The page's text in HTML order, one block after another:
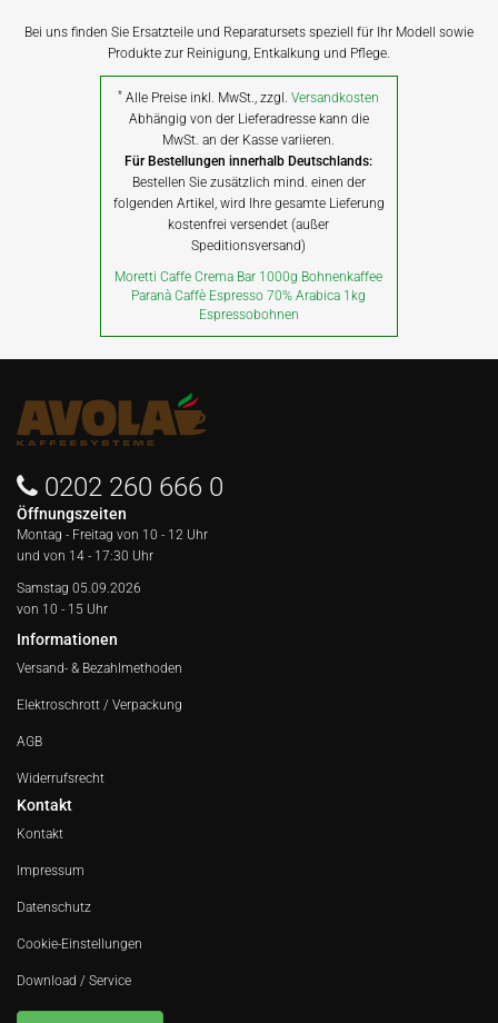
Bei uns finden Sie Ersatzteile und Reparatursets speziell für Ihr Modell sowie
Produkte zur Reinigung, Entkalkung und Pflege.
* Alle Preise inkl. MwSt., zzgl.Versandkosten
Abhängig von der Lieferadresse kann die
MwSt. an der Kasse variieren.
Für Bestellungen innerhalb Deutschlands:
Bestellen Sie zusätzlich mind. einen der
folgenden Artikel, wird Ihre gesamte Lieferung
kostenfrei versendet (außer
Speditionsversand)
Moretti Caffe Crema Bar 1000g Bohnenkaffee
Paranà Caffè Espresso 70% Arabica 1kg
Espressobohnen
0202 260 666 0
Öffnungszeiten
Montag - Freitag von 10 - 12 Uhr
und von 14 - 17:30 Uhr
Samstag 05.09.2026
von 10 - 15 Uhr
Informationen
Versand- & Bezahlmethoden
Elektroschrott / Verpackung
AGB
Widerrufsrecht
Kontakt
Kontakt
Impressum
Datenschutz
Cookie-Einstellungen
Download / Service